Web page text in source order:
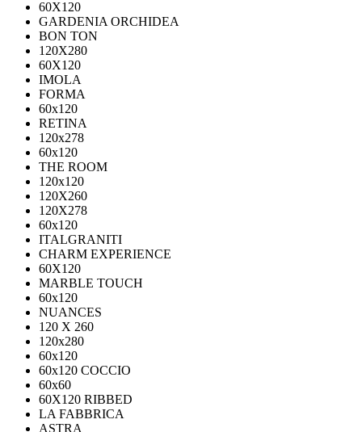
60X120
GARDENIA ORCHIDEA
BON TON
120X280
60X120
IMOLA
FORMA
60x120
RETINA
120x278
60x120
THE ROOM
120x120
120X260
120X278
60x120
ITALGRANITI
CHARM EXPERIENCE
60X120
MARBLE TOUCH
60х120
NUANCES
120 X 260
120x280
60x120
60x120 COCCIO
60x60
60Х120 RIBBED
LA FABBRICA
ASTRA